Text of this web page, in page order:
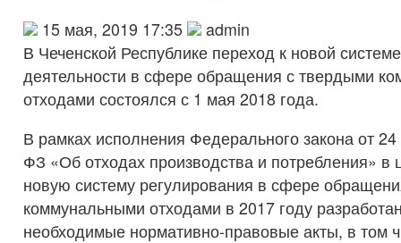
15 мая, 2019 17:35
admin
В Чеченской Республике переход к новой
деятельности в сфере обращения с твердыми
отходами состоялся с 1 мая 2018 года.
В рамках исполнения Федерального закона от
ФЗ «Об отходах производства и потребления» в
новую систему регулирования в сфере
коммунальными отходами в 2017 году
необходимые нормативно-правовые акты, в том